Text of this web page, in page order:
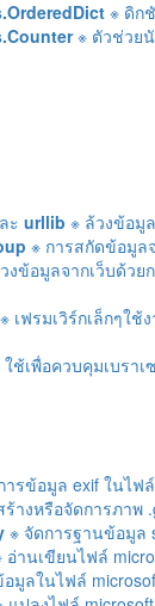
※ ดิก
※ ตัวช่วย
ะ urllib ※ ล้วงข้อมู
※ การสกัดข้อมูล
งข้อมูลจากเว็บด้วย
เฟรมเวิร์กเล็กๆใช้
ใช้เพื่อควบคุมเบรา
ารข้อมูล exif ในไฟ
ร้างหรือจัดการภาพ
※ จัดการฐานข้อมูล
อ่านเขียนไฟล์
มูลในไฟล์